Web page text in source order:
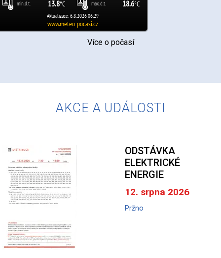
Více o počasí
AKCE A UDÁLOSTI
ODSTÁVKA
ELEKTRICKÉ
ENERGIE
12. srpna 2026
Pržno